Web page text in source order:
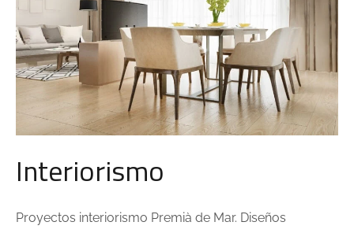
Interiorismo
Proyectos interiorismo Premià de Mar. Diseños